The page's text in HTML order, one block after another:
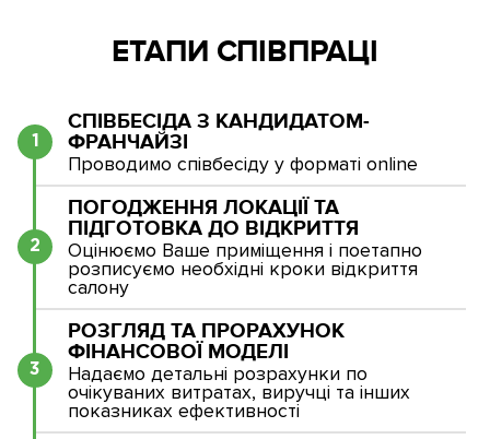
ЕТАПИ СПІВПРАЦІ
1
СПІВБЕСІДА З КАНДИДАТОМ-
ФРАНЧАЙЗІ
Проводимо співбесіду у форматі online
2
ПОГОДЖЕННЯ ЛОКАЦІЇ ТА
ПІДГОТОВКА ДО ВІДКРИТТЯ
Оцінюємо Ваше приміщення і поетапно
розписуємо необхідні кроки відкриття
салону
3
РОЗГЛЯД ТА ПРОРАХУНОК
ФІНАНСОВОЇ МОДЕЛІ
Надаємо детальні розрахунки по
очікуваних витратах, виручці та інших
показниках ефективності